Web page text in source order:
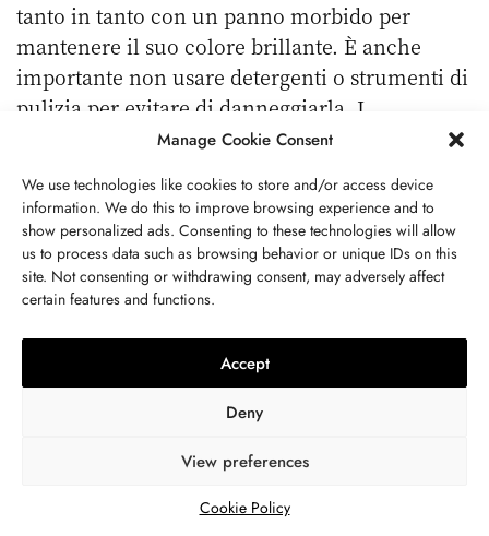
Manage Cookie Consent
We use technologies like cookies to store and/or access device
information. We do this to improve browsing experience and to
show personalized ads. Consenting to these technologies will allow
us to process data such as browsing behavior or unique IDs on this
site. Not consenting or withdrawing consent, may adversely affect
certain features and functions.
Accept
Deny
View preferences
Cookie Policy
tanto in tanto con un panno morbido per
mantenere il suo colore brillante. È anche
importante non usare detergenti o strumenti di
pulizia per evitare di danneggiarla. I
proprietari dovrebbero consultare un
meccanicamente un’acquamarina.
Lo Sai Anche Tu?
L’acquamarina è la pietra designata per il 19°
Il berillo blu più scuro dell’acquamarina è
chiamato maxixe[ma-SHEE-sha].
Grazie per aver letto questo articolo, spero che
ti aiuti a ottenere le informazioni necessarie.